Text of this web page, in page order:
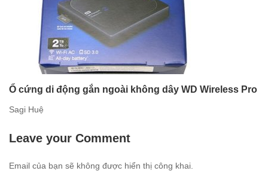
Ổ cứng di động gắn ngoài không dây WD Wireless Pro
Sagi Huệ
Leave your Comment
Email của bạn sẽ không được hiển thị công khai.